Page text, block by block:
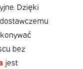
Dzięki
bez
jest